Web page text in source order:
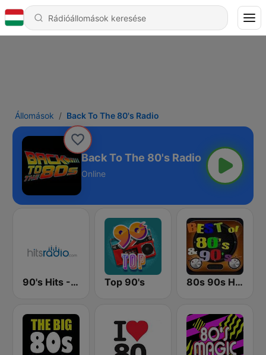
Állomások Back To The 80's Radio
Back To The 80's Radio
Online
90's Hits - Hits Radio Top 90's 80s 90s Hits Radio